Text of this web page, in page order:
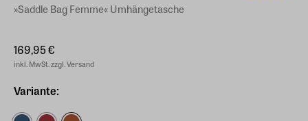
»Saddle Bag Femme« Umhängetasche
169,95 €
inkl. MwSt. zzgl. Versand
Variante: